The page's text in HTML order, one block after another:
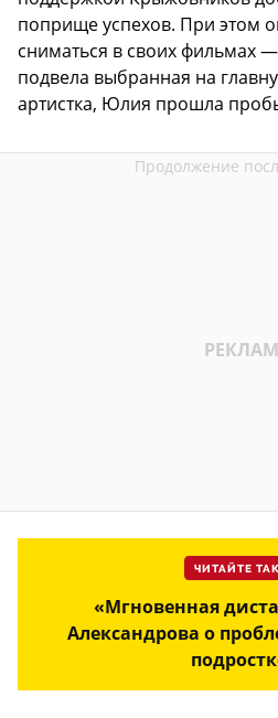
поприще успехов. При этом
сниматься в своих фильмах
подвела выбранная на
артистка, Юлия прошла
ЧИТАЙТЕ
«Мгновенная
Александрова о